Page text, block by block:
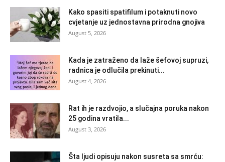
Kako spasiti spatifilum i potaknuti novo
cvjetanje uz jednostavna prirodna gnojiva
August 5, 2026
Kada je zatraženo da laže šefovoj supruzi,
radnica je odlučila prekinuti...
August 4, 2026
Rat ih je razdvojio, a slučajna poruka nakon
25 godina vratila...
August 3, 2026
Šta ljudi opisuju nakon susreta sa smrću: